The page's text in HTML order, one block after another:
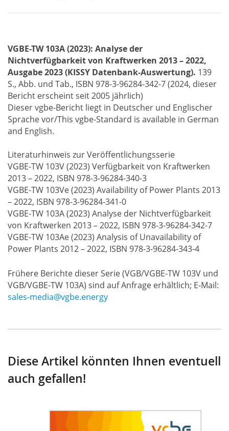
VGBE-TW 103A (2023): Analyse der
Nichtverfügbarkeit von Kraftwerken 2013 – 2022,
Ausgabe 2023 (KISSY Datenbank-Auswertung). 139
S., Abb. und Tab., ISBN 978-3-96284-342-7 (2024, dieser
Bericht erscheint seit 2005 jährlich)
Dieser vgbe-Bericht liegt in Deutscher und Englischer
Sprache vor/This vgbe-Standard is available in German
and English.
Literaturhinweis zur Veröffentlichungsserie
VGBE-TW 103V (2023) Verfügbarkeit von Kraftwerken
2013 – 2022, ISBN 978-3-96284-340-3
VGBE-TW 103Ve (2023) Availability of Power Plants 2013
– 2022, ISBN 978-3-96284-341-0
VGBE-TW 103A (2023) Analyse der Nichtverfügbarkeit
von Kraftwerken 2013 – 2022, ISBN 978-3-96284-342-7
VGBE-TW 103Ae (2023) Analysis of Unavailability of
Power Plants 2012 – 2022, ISBN 978-3-96284-343-4
Frühere Berichte dieser Serie (VGB/VGBE-TW 103V und
VGB/VGBE-TW 103A) sind auf Anfrage erhältlich; E-Mail:
sales-media@vgbe.energy
Diese Artikel könnten Ihnen eventuell
auch gefallen!